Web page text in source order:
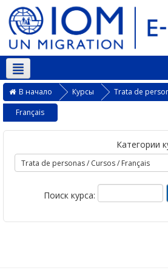
Русский ‎(ru)‎
В начало Курсы Trata de
Français
Категории
Поиск курса: